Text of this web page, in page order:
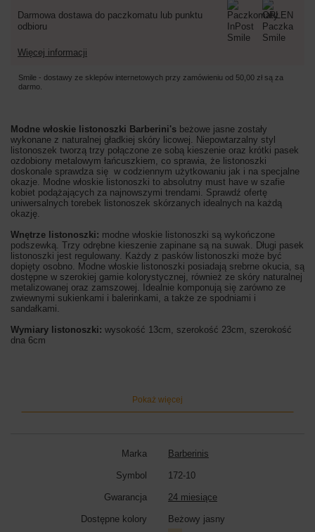
Darmowa dostawa do paczkomatu lub punktu
odbioru
Więcej informacji
Smile - dostawy ze sklepów internetowych przy zamówieniu od 50,00 zł są za
darmo.
Modne włoskie listonoszki Barberini's beżowe jasne zostały
wykonane z naturalnej gładkiej skóry licowej. Niepowtarzalny styl
listonoszek tworzą trzy połączone ze sobą kieszenie oraz krótki pasek
ozdobiony metalowym łańcuszkiem, co sprawia, że listonoszki
doskonale sprawdza się w codziennym użytkowaniu jak i na specjalne
okazje. Modne włoskie listonoszki to absolutny must have w szafie
kobiet podążających za najnowszymi trendami. Sprawdź ofertę
uniwersalnych torebek listonoszek skórzanych idealnych na każdą
okazję.
Wnętrze listonoszki: modne włoskie listonoszki są wykończone
podszewką. Trzy odrębne kieszenie zapinane są na suwak. Długi pasek
listonoszki jest regulowany. Każdy z pasków listonoszki może być
dopięty osobno. Modne włoskie listonoszki posiadają srebrne okucia, są
dostępne w szerokiej gamie kolorystycznej, również ze skóry naturalnej
metalizowanej oraz zamszowej. Idealnie komponują się zarówno ze
zwiewnymi sukienkami i balerinkami, a także ze spodniami i
sandałkami.
Wymiary listonoszki: wysokość 13cm, szerokość 23cm, szerokość
dna 6cm
Pokaż więcej
Marka Barberinis
Symbol 172-10
Gwarancja 24 miesiące
Dostępne kolory Beżowy jasny